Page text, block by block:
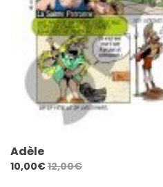
Adèle
10,00€12,00€